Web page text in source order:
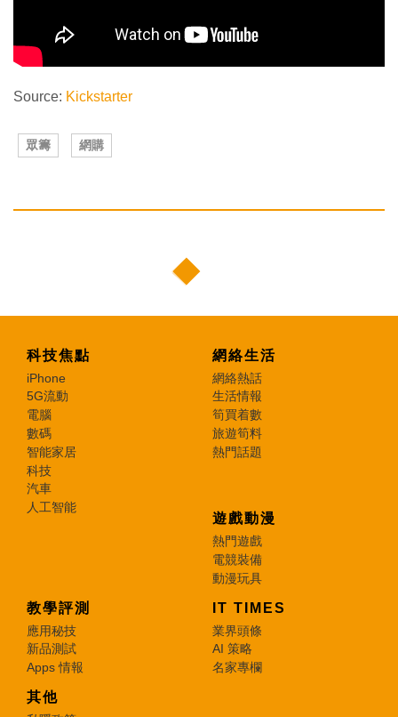
Source: Kickstarter
眾籌 網購
科技焦點
iPhone
5G流動
電腦
數碼
智能家居
科技
汽車
人工智能
網絡生活
網絡熱話
生活情報
筍買着數
旅遊筍料
熱門話題
遊戲動漫
熱門遊戲
電競裝備
動漫玩具
教學評測
應用秘技
新品測試
Apps 情報
IT TIMES
業界頭條
AI 策略
名家專欄
其他